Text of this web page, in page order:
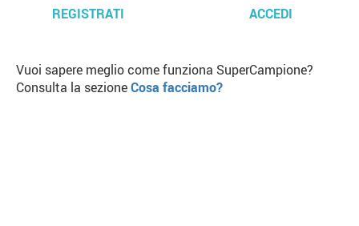
REGISTRATI
ACCEDI
Vuoi sapere meglio come funziona SuperCampione?
Consulta la sezioneCosa facciamo?